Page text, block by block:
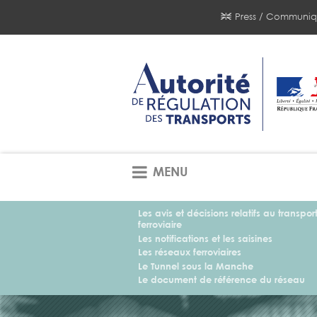
Press /
MENU
Les avis et décisions relatifs au transport
ferroviaire
Les notifications et les saisines
Les réseaux ferroviaires
Le Tunnel sous la Manche
Le document de référence du réseau